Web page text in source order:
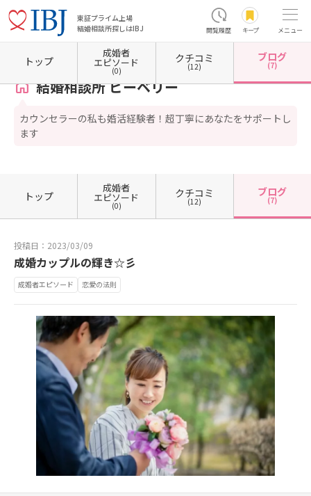
東証プライム上場
結婚相談所探しはIBJ
閲覧履歴 キープ メニュー
ホーム 愛知県の結婚相談所 愛知県豊橋市 結婚相談所 ビーベリー カウンセラーブロ
結婚相談所 ビーベリー
カウンセラーの私も婚活経験者！超丁寧にあなたをサポートし
ます
トップ
成婚者
エピソード
(0)
クチコミ
(12)
ブログ
(7)
トップ
成婚者
エピソード
(0)
クチコミ
(12)
ブログ
(7)
投稿日：2023/03/09
成婚カップルの輝き☆彡
成婚者エピソード 恋愛の法則